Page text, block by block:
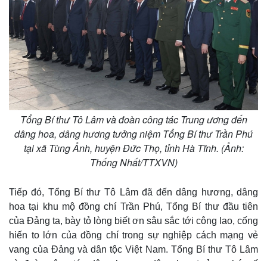
Kinh tế
Bất động sản
Khởi nghiệp
Thị trường
Giá vàng
Tiêu dùng
Tỷ giá
Chứng khoán
Giá cà phê
Tổng Bí thư Tô Lâm và đoàn công tác Trung ương đến
dâng hoa, dâng hương tưởng niệm Tổng Bí thư Trần Phú
tại xã Tùng Ảnh, huyện Đức Thọ, tỉnh Hà Tĩnh. (Ảnh:
Thống Nhất/TTXVN)
Tiếp đó, Tổng Bí thư Tô Lâm đã đến dâng hương, dâng
hoa tại khu mộ đồng chí Trần Phú, Tổng Bí thư đầu tiên
của Đảng ta, bày tỏ lòng biết ơn sâu sắc tới công lao, cống
hiến to lớn của đồng chí trong sự nghiệp cách mạng vẻ
vang của Đảng và dân tộc Việt Nam. Tổng Bí thư Tô Lâm